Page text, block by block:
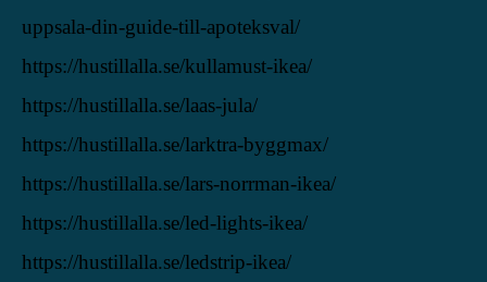
uppsala-din-guide-till-apoteksval/
https://hustillalla.se/kullamust-ikea/
https://hustillalla.se/laas-jula/
https://hustillalla.se/larktra-byggmax/
https://hustillalla.se/lars-norrman-ikea/
https://hustillalla.se/led-lights-ikea/
https://hustillalla.se/ledstrip-ikea/